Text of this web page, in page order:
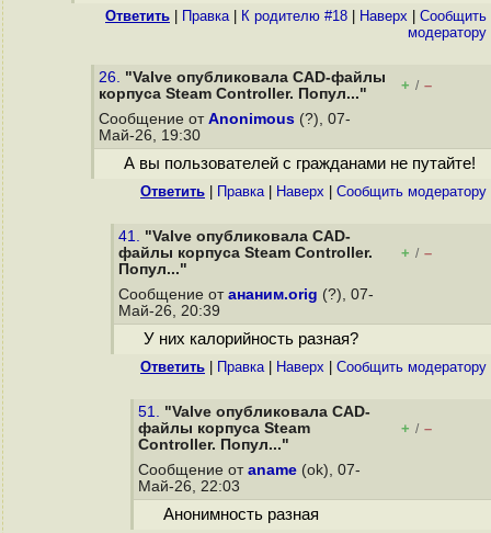
Ответить Правка| К родителю #18 Наверх
Cообщить
модератору
26. "Valve опубликовала CAD-файлы
корпуса Steam Controller. Попул..."
+ / –
Сообщение от Anonimous (?), 07-
Май-26, 19:30
А вы пользователей с гражданами не путайте!
Ответить Правка| Наверх Cообщить модератору
41. "Valve опубликовала CAD-
файлы корпуса Steam Controller.
Попул..."
+ / –
Сообщение от ананим.orig (?), 07-
Май-26, 20:39
У них калорийность разная?
Ответить Правка| Наверх Cообщить модератору
51. "Valve опубликовала CAD-
файлы корпуса Steam
Controller. Попул..."
+ / –
Сообщение от aname (ok), 07-
Май-26, 22:03
Анонимность разная